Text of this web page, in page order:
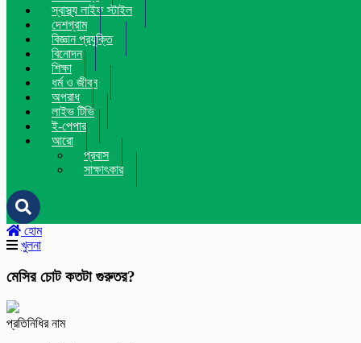
স্বাস্থ্য লাইফ স্টাইল
দেশগ্রাম
বিজ্ঞান প্রযুক্তি
বিনোদন
শিক্ষা
ধর্ম ও জীবন
অপরাধ
লাইভ টিভি
ই-পেপার
আরো
প্রবাস
সাক্ষাৎকার
হোম
খুলনা
মেসির চোট কতটা গুরুতর?
প্রতিনিধির নাম